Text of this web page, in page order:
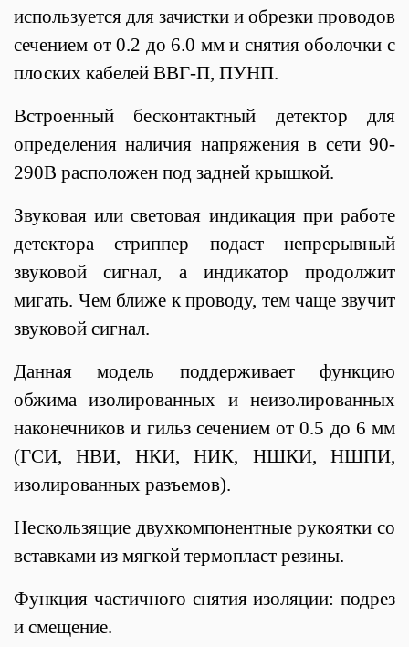
используется для зачистки и обрезки проводов
сечением от 0.2 до 6.0 мм и снятия оболочки с
плоских кабелей ВВГ-П, ПУНП.
Встроенный бесконтактный детектор для
определения наличия напряжения в сети 90-
290В расположен под задней крышкой.
Звуковая или световая индикация при работе
детектора стриппер подаст непрерывный
звуковой сигнал, а индикатор продолжит
мигать. Чем ближе к проводу, тем чаще звучит
звуковой сигнал.
Данная модель поддерживает функцию
обжима изолированных и неизолированных
наконечников и гильз сечением от 0.5 до 6 мм
(ГСИ, НВИ, НКИ, НИК, НШКИ, НШПИ,
изолированных разъемов).
Нескользящие двухкомпонентные рукоятки со
вставками из мягкой термопласт резины.
Функция частичного снятия изоляции: подрез
и смещение.